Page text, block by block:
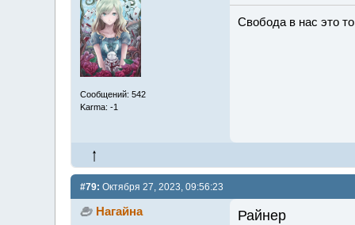
Сообщений: 542
Karma: -1
Свобода в нас это
#79: Октября 27, 2023, 09:56:23
Нагайна Райнер